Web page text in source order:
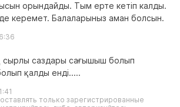
орындайды. Тым ерте кетіп калды.
де керемет. Балаларыныз аман болсын.
сырлы саздары сағышыш болып
қалды енді.....
только зарегистрированные